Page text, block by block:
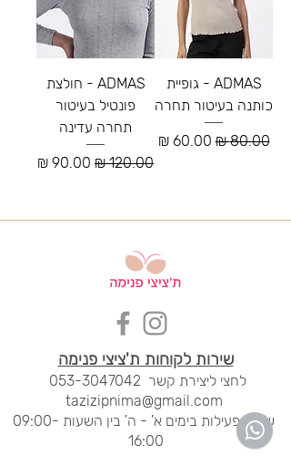
ADMAS - גופיית
כותנה בעיטור תחרה
מחיר רגיל‏80.00 ‏₪ מחיר מבצע
ADMAS - חולצת
פונטיל בעיטור
תחרה עדינה
מחיר רגיל מחיר מבצע
שירות לקוחות ת'ציצי פנימה
לחצי ליצירת קשר 053-3047042
tazizipnima@gmail.com
שעות פעילות בימים א' - ה' בין השעות 09:00-
16:00